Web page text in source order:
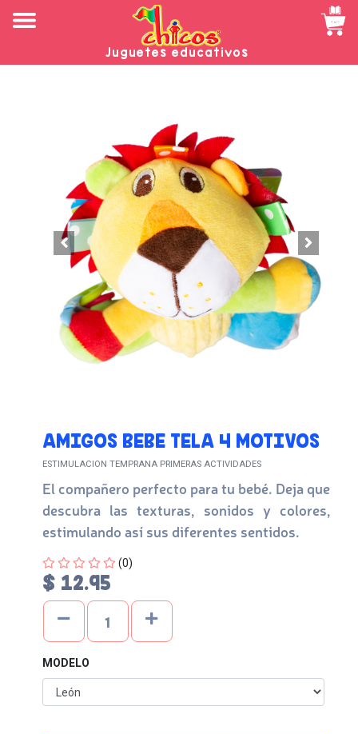
Juguetes educativos
AMIGOS BEBE TELA 4 MOTIVOS
ESTIMULACION TEMPRANA PRIMERAS ACTIVIDADES
El compañero perfecto para tu bebé. Deja que
descubra las texturas, sonidos y colores,
estimulando así sus diferentes sentidos.
Four out of Five Stars
(0)
$ 12.95
MODELO